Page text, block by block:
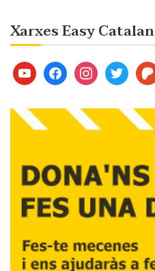
Xarxes Easy Catalan